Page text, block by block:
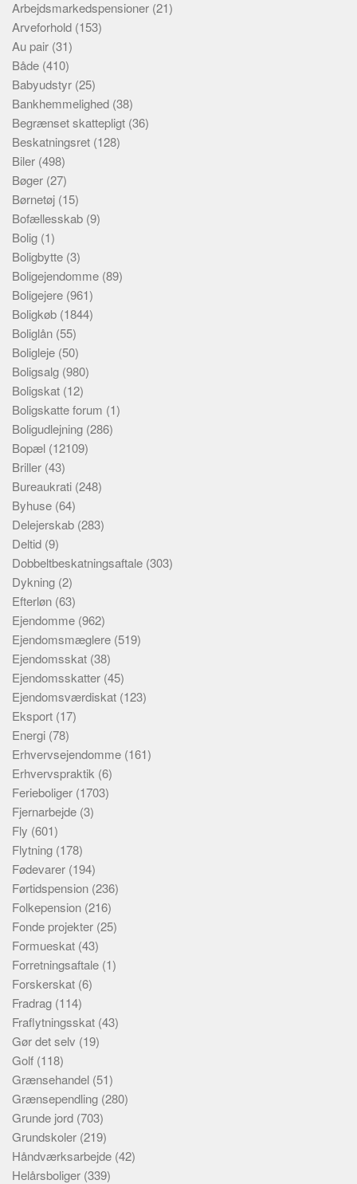
Arbejdsmarkedspensioner (21)
Arveforhold (153)
Au pair (31)
Både (410)
Babyudstyr (25)
Bankhemmelighed (38)
Begrænset skattepligt (36)
Beskatningsret (128)
Biler (498)
Bøger (27)
Børnetøj (15)
Bofællesskab (9)
Bolig (1)
Boligbytte (3)
Boligejendomme (89)
Boligejere (961)
Boligkøb (1844)
Boliglån (55)
Boligleje (50)
Boligsalg (980)
Boligskat (12)
Boligskatte forum (1)
Boligudlejning (286)
Bopæl (12109)
Briller (43)
Bureaukrati (248)
Byhuse (64)
Delejerskab (283)
Deltid (9)
Dobbeltbeskatningsaftale (303)
Dykning (2)
Efterløn (63)
Ejendomme (962)
Ejendomsmæglere (519)
Ejendomsskat (38)
Ejendomsskatter (45)
Ejendomsværdiskat (123)
Eksport (17)
Energi (78)
Erhvervsejendomme (161)
Erhvervspraktik (6)
Ferieboliger (1703)
Fjernarbejde (3)
Fly (601)
Flytning (178)
Fødevarer (194)
Førtidspension (236)
Folkepension (216)
Fonde projekter (25)
Formueskat (43)
Forretningsaftale (1)
Forskerskat (6)
Fradrag (114)
Fraflytningsskat (43)
Gør det selv (19)
Golf (118)
Grænsehandel (51)
Grænsependling (280)
Grunde jord (703)
Grundskoler (219)
Håndværksarbejde (42)
Helårsboliger (339)